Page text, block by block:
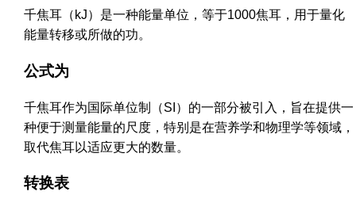
千焦耳（kJ）是一种能量单位，等于1000焦耳，用于量化
能量转移或所做的功。
公式为
千焦耳作为国际单位制（SI）的一部分被引入，旨在提供一
种便于测量能量的尺度，特别是在营养学和物理学等领域，
取代焦耳以适应更大的数量。
转换表